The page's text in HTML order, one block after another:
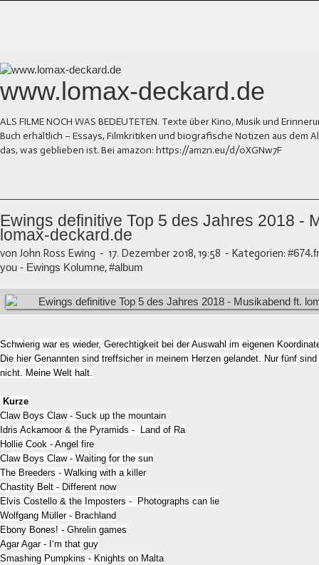
www.lomax-deckard.de
ALS FILME NOCH WAS BEDEUTETEN. Texte über Kino, Musik und
Buch erhältlich – Essays, Filmkritiken und biografische Notizen aus dem
das, was geblieben ist. Bei amazon: https://amzn.eu/d/0XGNw7F
Ewings definitive Top 5 des Jahres 2018 -
lomax-deckard.de
von John Ross Ewing - 17. Dezember 2018, 19:58 - Kategorien:
you - Ewings Kolumne,#album
Schwierig war es wieder, Gerechtigkeit bei der Auswahl im eigenen
Die hier Genannten sind treffsicher in meinem Herzen gelandet. Nur fünf
nicht. Meine Welt halt.
Kurze
Claw Boys Claw - Suck up the mountain
Idris Ackamoor & the Pyramids - Land of Ra
Hollie Cook - Angel fire
Claw Boys Claw - Waiting for the sun
The Breeders - Walking with a killer
Chastity Belt - Different now
Elvis Costello & the Imposters - Photographs can lie
Wolfgang Müller - Brachland
Ebony Bones! - Ghrelin games
Agar Agar - I‘m that guy
Smashing Pumpkins - Knights on Malta